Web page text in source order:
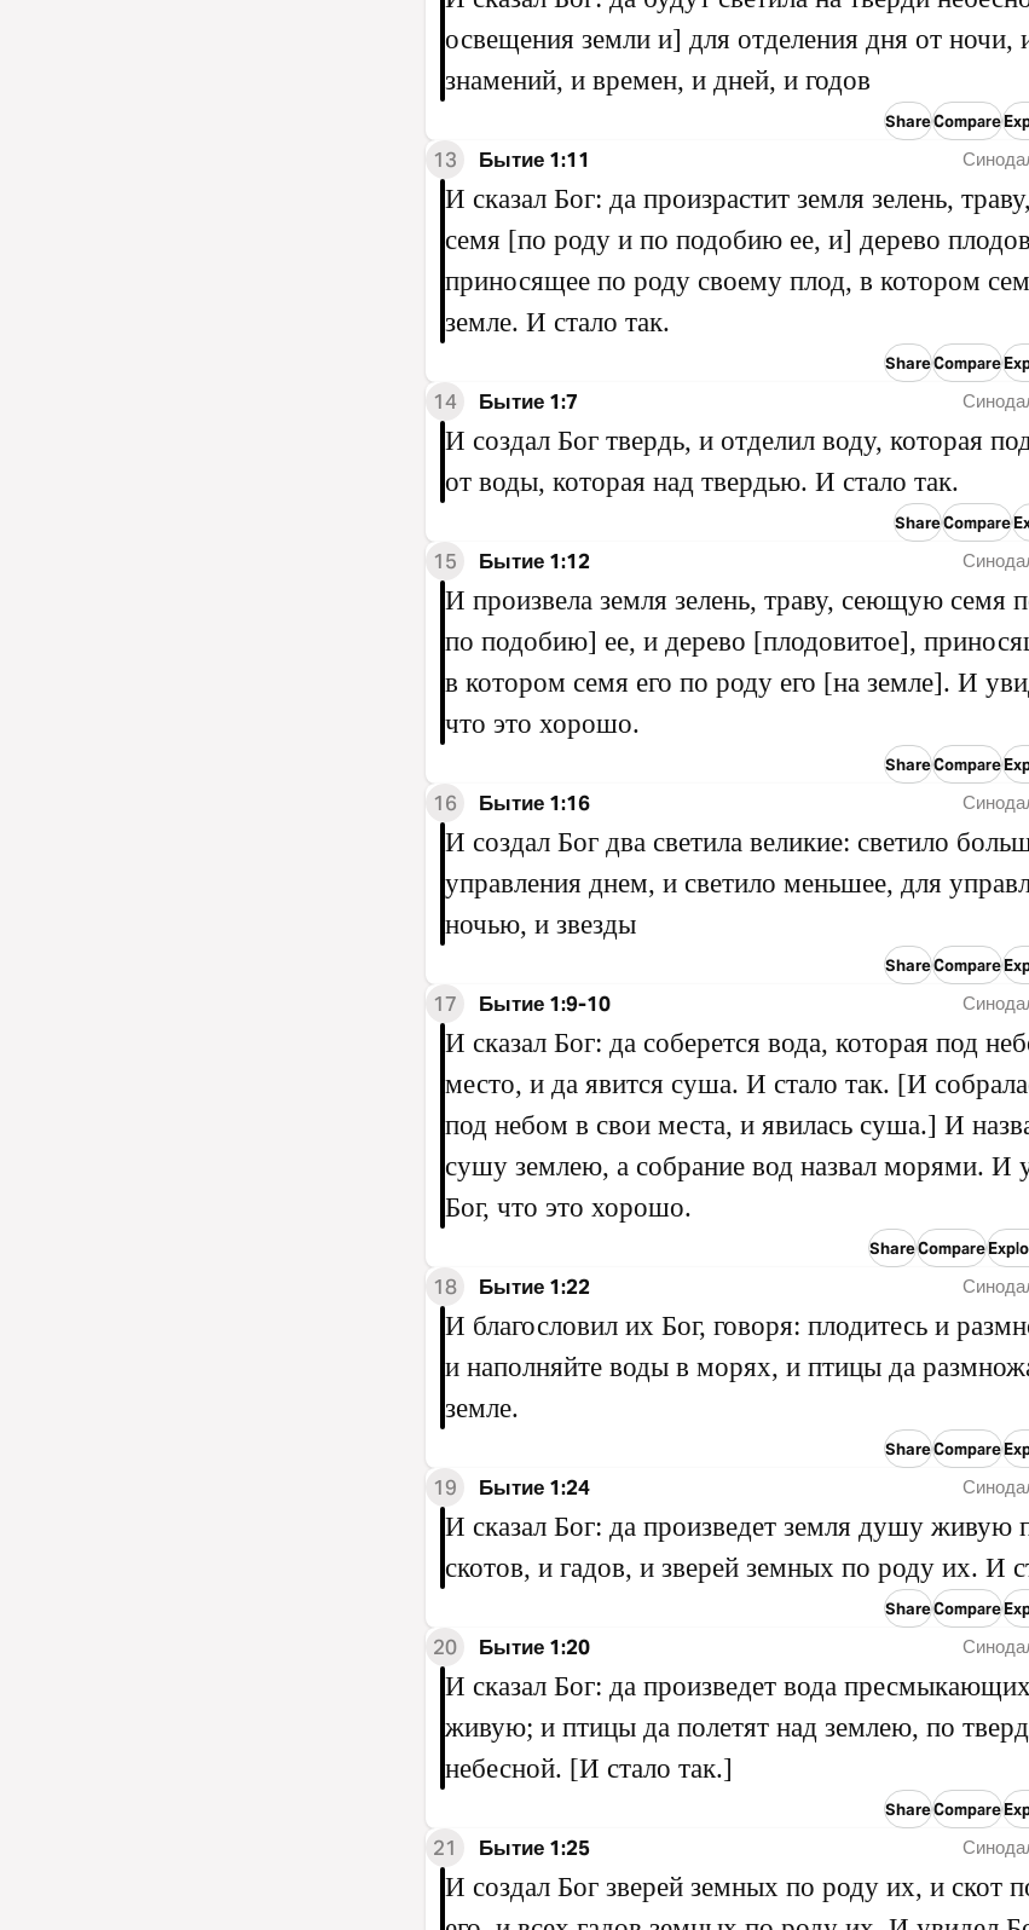
освещения земли и] для отделения дня от ночи,
знамений, и времен, и дней, и годов
ShareCompare
13 Бытие 1:11
И сказал Бог: да произрастит земля зелень,
семя [по роду и по подобию ее, и] дерево
приносящее по роду своему плод, в котором
земле. И стало так.
ShareCompare
14 Бытие 1:7
И создал Бог твердь, и отделил воду, которая
от воды, которая над твердью. И стало так.
ShareCompare
15 Бытие 1:12
И произвела земля зелень, траву, сеющую семя
по подобию] ее, и дерево [плодовитое],
в котором семя его по роду его [на земле]. И
что это хорошо.
ShareCompare
16 Бытие 1:16
И создал Бог два светила великие: светило
управления днем, и светило меньшее, для
ночью, и звезды
ShareCompare
17 Бытие 1:9-10
И сказал Бог: да соберется вода, которая под
место, и да явится суша. И стало так. [И
под небом в свои места, и явилась суша.] И
сушу землею, а собрание вод назвал морями. И
Бог, что это хорошо.
ShareCompare
18 Бытие 1:22
И благословил их Бог, говоря: плодитесь и
и наполняйте воды в морях, и птицы да
земле.
ShareCompare
19 Бытие 1:24
И сказал Бог: да произведет земля душу живую
скотов, и гадов, и зверей земных по роду их. И
ShareCompare
20 Бытие 1:20
И сказал Бог: да произведет вода
живую; и птицы да полетят над землею, по
небесной. [И стало так.]
ShareCompare
21 Бытие 1:25
И создал Бог зверей земных по роду их, и скот